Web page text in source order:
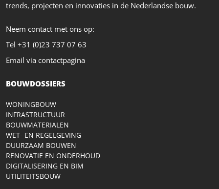
trends, projecten en innovaties in de Nederlandse bouw.
Neem contact met ons op:
Tel +31 (0)23 737 07 63
Email via contactpagina
BOUWDOSSIERS
WONINGBOUW
INFRASTRUCTUUR
BOUWMATERIALEN
WET- EN REGELGEVING
DUURZAAM BOUWEN
RENOVATIE EN ONDERHOUD
DIGITALISERING EN BIM
UTILITEITSBOUW